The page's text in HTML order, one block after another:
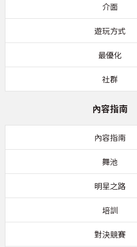
介面
遊玩方式
最優化
社群
內容指南
內容指南
舞池
明星之路
培訓
對決競賽